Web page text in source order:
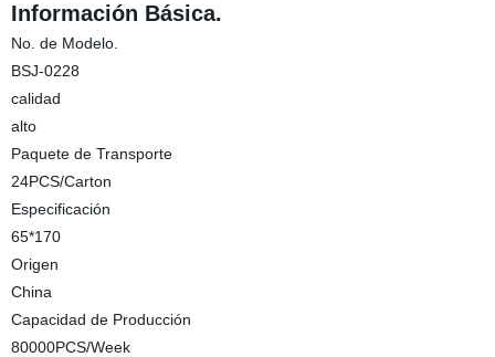
Información Básica.
No. de Modelo.
BSJ-0228
calidad
alto
Paquete de Transporte
24PCS/Carton
Especificación
65*170
Origen
China
Capacidad de Producción
80000PCS/Week